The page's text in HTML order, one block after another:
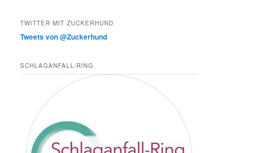
TWITTER MIT ZUCKERHUND
Tweets von @Zuckerhund
SCHLAGANFALL-RING